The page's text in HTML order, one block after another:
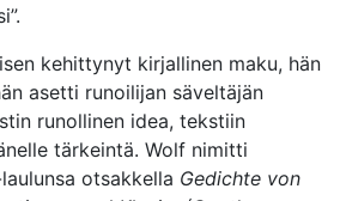
kehittynyt kirjallinen maku, hän
asetti runoilijan säveltäjän
runollinen idea, tekstiin
tärkeintä. Wolf nimitti
otsakkella Gedichte von